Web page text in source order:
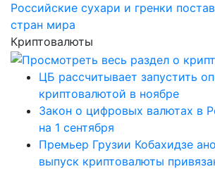
Российские сухари и гренки
стран мира
Криптовалюты
ЦБ рассчитывает запустить
криптовалютой в ноябре
Закон о цифровых валютах в
на 1 сентября
Премьер Грузии Кобахидзе
выпуск криптовалюты